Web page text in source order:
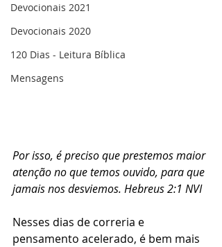
Devocionais 2021
Devocionais 2020
120 Dias - Leitura Bíblica
Mensagens
Por isso, é preciso que prestemos maior
atenção no que temos ouvido, para que
jamais nos desviemos. Hebreus 2:1 NVI
Nesses dias de correria e
pensamento acelerado, é bem mais